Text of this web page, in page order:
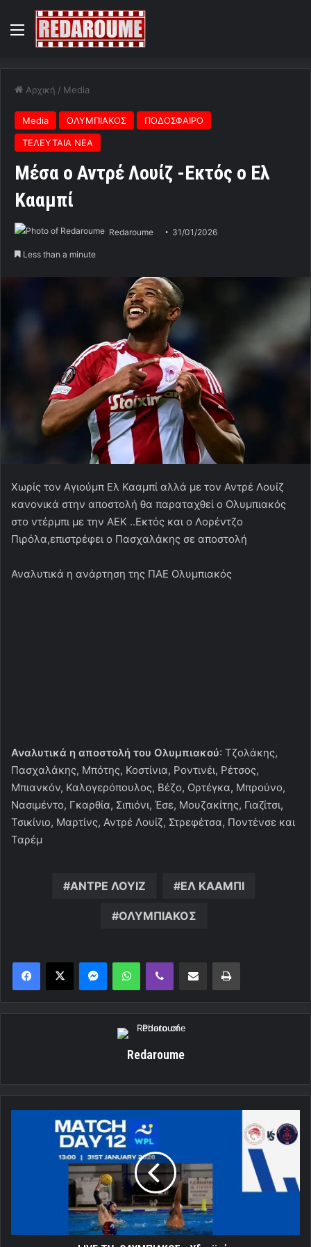
Menu
Αρχική / Media
Media ΟΛΥΜΠΙΑΚΟΣ
ΠΟΔΟΣΦΑΙΡΟ
ΤΕΛΕΥΤΑΙΑ ΝΕΑ
Μέσα ο Αντρέ Λουίζ -Εκτός ο Ελ
Κααμπί
Redaroume 31/01/2026
Less than a minute
Χωρίς τον Αγιούμπ Ελ Κααμπί αλλά με τον Αντρέ Λουίζ
κανονικά στην αποστολή θα παραταχθεί ο Ολυμπιακός
στο ντέρμπι με την ΑΕΚ ..Εκτός και ο Λορέντζο
Πιρόλα,επιστρέφει ο Πασχαλάκης σε αποστολή
Αναλυτικά η ανάρτηση της ΠΑΕ Ολυμπιακός
Αναλυτικά η αποστολή του Ολυμπιακού: Τζολάκης,
Πασχαλάκης, Μπότης, Κοστίνια, Ροντινέι, Ρέτσος,
Μπιανκόν, Καλογερόπουλος, Βέζο, Ορτέγκα, Μπρούνο,
Νασιμέντο, Γκαρθία, Σιπιόνι, Έσε, Μουζακίτης, Γιαζίτσι,
Τσικίνιο, Μαρτίνς, Αντρέ Λουίζ, Στρεφέτσα, Ποντένσε και
Ταρέμ
ΑΝΤΡΕ ΛΟΥΙΖ ΕΛ ΚΑΑΜΠΙ
ΟΛΥΜΠΙΑΚΟΣ
MessengerWhatsAppViber Κοινοποίηση μέσω ηλεκτρονικού ταχυδρομείουΕκτύπωση
Redaroume
ΟΛΥΜΠΙΑΚΟΣ